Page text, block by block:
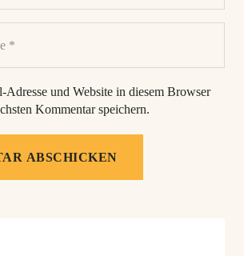
und Website in diesem Browser
Kommentar speichern.
ABSCHICKEN